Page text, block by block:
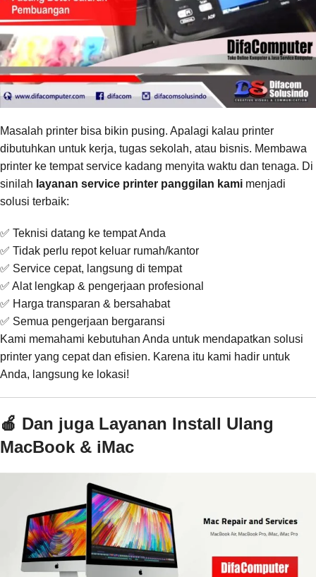
Masalah printer bisa bikin pusing. Apalagi kalau printer
dibutuhkan untuk kerja, tugas sekolah, atau bisnis. Membawa
printer ke tempat service kadang menyita waktu dan tenaga. Di
sinilah layanan service printer panggilan kami menjadi
solusi terbaik:
✅ Teknisi datang ke tempat Anda
✅ Tidak perlu repot keluar rumah/kantor
✅ Service cepat, langsung di tempat
✅ Alat lengkap & pengerjaan profesional
✅ Harga transparan & bersahabat
✅ Semua pengerjaan bergaransi
Kami memahami kebutuhan Anda untuk mendapatkan solusi
printer yang cepat dan efisien. Karena itu kami hadir untuk
Anda, langsung ke lokasi!
🍎 Dan juga Layanan Install Ulang
MacBook & iMac